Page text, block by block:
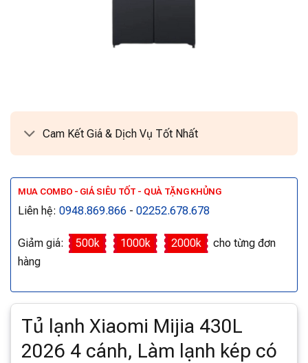
Cam Kết Giá & Dịch Vụ Tốt Nhất
MUA COMBO - GIÁ SIÊU TỐT - QUÀ TẶNG KHỦNG
Liên hệ: 0948.869.866 - 02252.678.678
Giảm giá: 500k 1000k 2000k
cho từng đơn
hàng
Tủ lạnh Xiaomi Mijia 430L
2026 4 cánh, Làm lạnh kép có